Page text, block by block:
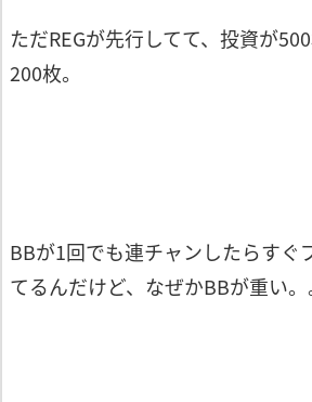
ただREGが先行してて、投資が
200枚。
BBが1回でも連チャンしたらすぐ
てるんだけど、なぜかBBが重い。